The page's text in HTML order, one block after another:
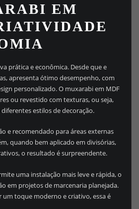
EM
prática e econômica. Desde que e
apresenta ótimo desempenho, com
personalizado. O muxarabi em MDF
ou revestido com texturas, ou seja,
estilos de decoração.
e recomendado para áreas externas
quando bem aplicado em divisórias,
o resultado é surpreendente.
uma instalação mais leve e rápida, o
em projetos de marcenaria planejada.
um toque moderno e criativo, essa é